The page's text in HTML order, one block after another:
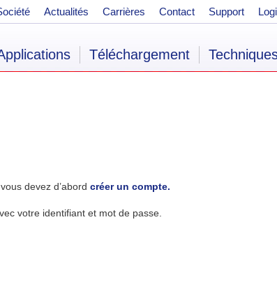
devez d’abord créer un compte.
votre identifiant et mot de passe.
Actualités Carrières Contact Support
Téléchargement